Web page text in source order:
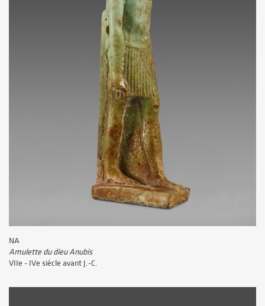
NA
Amulette du dieu Anubis
VIIe - IVe siècle avant J.-C.